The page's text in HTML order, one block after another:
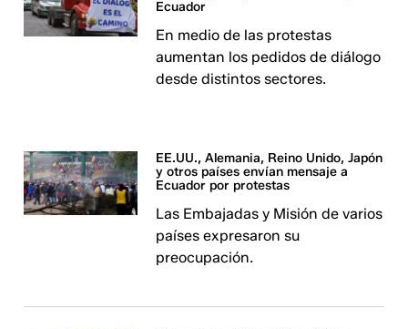
Ecuador
En medio de las protestas
aumentan los pedidos de diálogo
desde distintos sectores.
EE.UU., Alemania, Reino Unido, Japón
y otros países envían mensaje a
Ecuador por protestas
Las Embajadas y Misión de varios
países expresaron su
preocupación.